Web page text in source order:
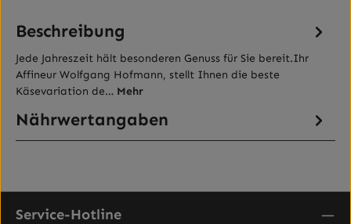
Beschreibung
Jede Jahreszeit hält besonderen Genuss für Sie bereit.Ihr
Affineur Wolfgang Hofmann, stellt Ihnen die beste
Käsevariation de… Mehr
Nährwertangaben
Service-Hotline